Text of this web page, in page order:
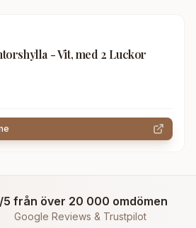
- Vit, med 2 Luckor
5 från över 20 000 omdömen
Google Reviews & Trustpilot